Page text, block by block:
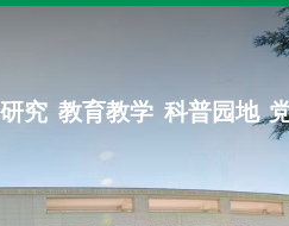
究 教育教学 科普园地